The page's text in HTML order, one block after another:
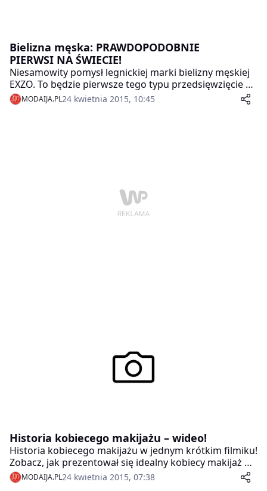
Bielizna męska: PRAWDOPODOBNIE
PIERWSI NA ŚWIECIE!
Niesamowity pomysł legnickiej marki bielizny męskiej
EXZO. To będzie pierwsze tego typu przedsięwzięcie w
Europie, a może nawet na świecie.
MODAIJA.PL24 kwietnia 2015, 10:45
Historia kobiecego makijażu – wideo!
Historia kobiecego makijażu w jednym krótkim filmiku!
Zobacz, jak prezentował się idealny kobiecy makijaż na
przestrzeni wieków!
MODAIJA.PL24 kwietnia 2015, 07:38